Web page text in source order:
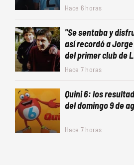
Hace 6 horas
"Se sentaba y
así recordó a
del primer club de
Hace 7 horas
Quini 6: los
del domingo 9 de
Hace 7 horas